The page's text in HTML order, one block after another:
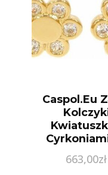
Caspol.Eu
Pr.585
663,00zł